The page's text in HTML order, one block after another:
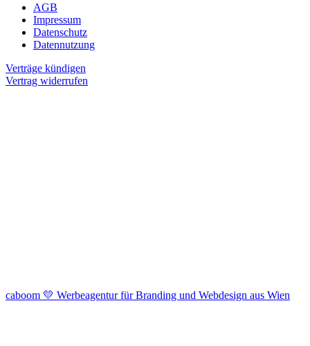
AGB
Impressum
Datenschutz
Datennutzung
Verträge kündigen
Vertrag widerrufen
caboom 💛 Werbeagentur für Branding und Webdesign aus Wien